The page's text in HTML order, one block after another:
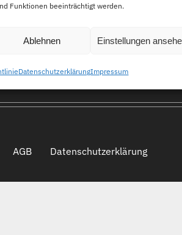
Funktionen beeinträchtigt werden.
Ablehnen Einstellungen
DatenschutzerklärungImpressum
FAQ
AGB Datenschutzerklärung